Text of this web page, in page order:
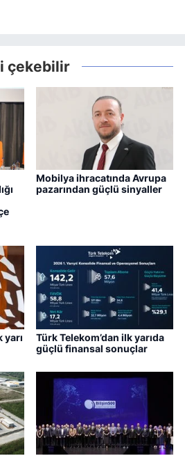
çekebilir
Mobilya ihracatında Avrupa
pazarından güçlü sinyaller
yarı
Türk Telekom’dan ilk yarıda
güçlü finansal sonuçlar